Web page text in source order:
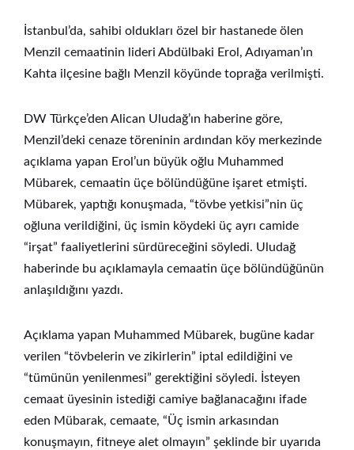
İstanbul’da, sahibi oldukları özel bir hastanede ölen
Menzil cemaatinin lideri Abdülbaki Erol, Adıyaman’ın
Kahta ilçesine bağlı Menzil köyünde toprağa verilmişti.
DW Türkçe’den Alican Uludağ’ın haberine göre,
Menzil’deki cenaze töreninin ardından köy merkezinde
açıklama yapan Erol’un büyük oğlu Muhammed
Mübarek, cemaatin üçe bölündüğüne işaret etmişti.
Mübarek, yaptığı konuşmada, “tövbe yetkisi”nin üç
oğluna verildiğini, üç ismin köydeki üç ayrı camide
“irşat” faaliyetlerini sürdüreceğini söyledi. Uludağ
haberinde bu açıklamayla cemaatin üçe bölündüğünün
anlaşıldığını yazdı.
Açıklama yapan Muhammed Mübarek, bugüne kadar
verilen “tövbelerin ve zikirlerin” iptal edildiğini ve
“tümünün yenilenmesi” gerektiğini söyledi. İsteyen
cemaat üyesinin istediği camiye bağlanacağını ifade
eden Mübarak, cemaate, “Üç ismin arkasından
konuşmayın, fitneye alet olmayın” şeklinde bir uyarıda